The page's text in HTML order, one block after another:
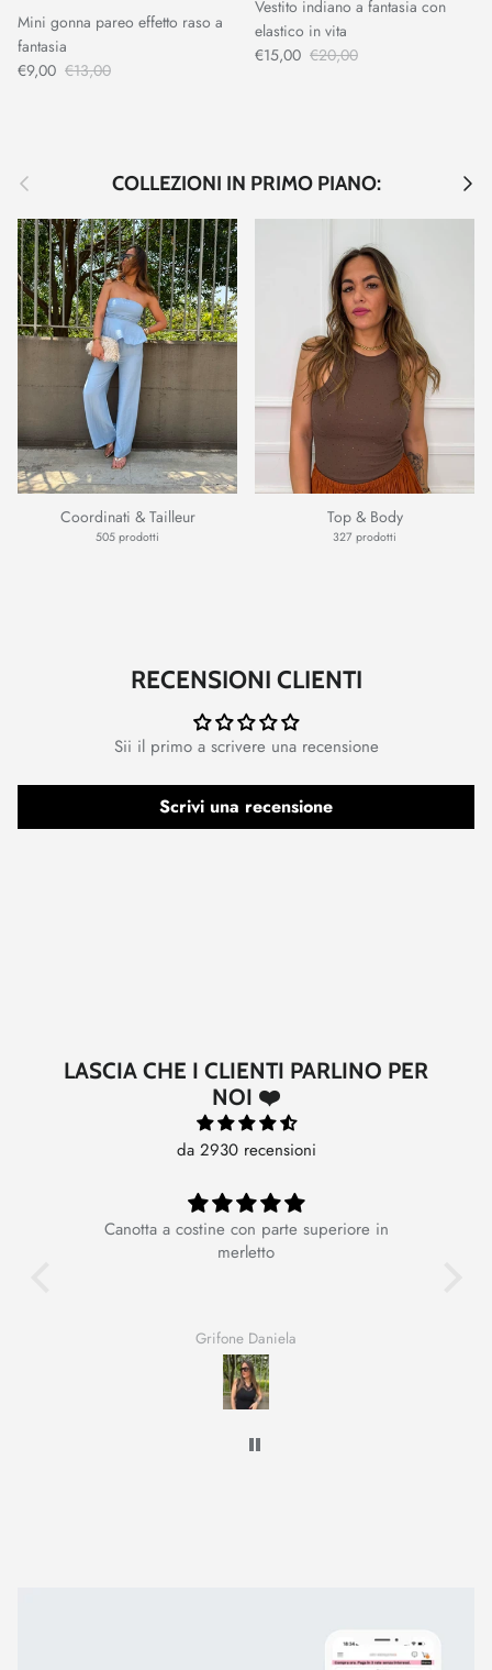
Mini gonna pareo effetto raso a
fantasia
€9,00 €13,00
Vestito indiano a fantasia con
elastico in vita
€15,00 €20,00
Indietro COLLEZIONI IN PRIMO PIANO:
Coordinati & Tailleur
505 prodotti
Top & Body
327 prodotti
RECENSIONI CLIENTI
Sii il primo a scrivere una recensione
Scrivi una recensione
LASCIA CHE I CLIENTI PARLINO PER
NOI ❤️
da 2930 recensioni
Canotta a costine con parte superiore in
merletto
Grifone Daniela